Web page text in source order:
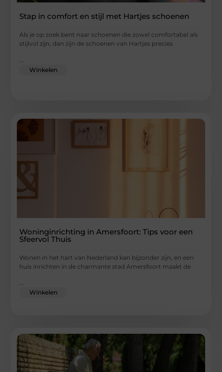
Stap in comfort en stijl met Hartjes schoenen
Als je op zoek bent naar schoenen die zowel comfortabel als
stijlvol zijn, dan zijn de schoenen van Hartjes precies
Winkelen
Woninginrichting in Amersfoort: Tips voor een
Sfeervol Thuis
Wonen in het hart van Nederland kan bijzonder zijn, en een
huis inrichten in de charmante stad Amersfoort maakt de
...
Winkelen